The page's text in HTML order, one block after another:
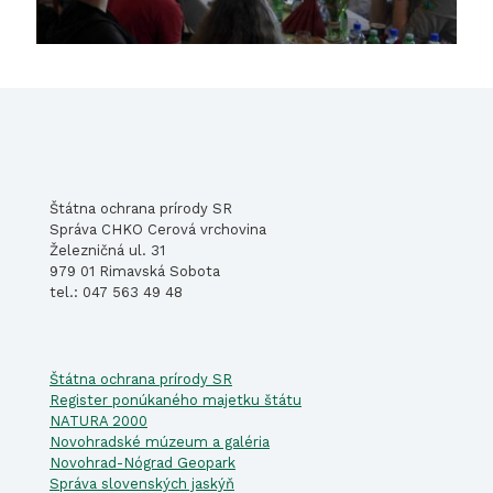
Štátna ochrana prírody SR
Správa CHKO Cerová vrchovina
Železničná ul. 31
979 01 Rimavská Sobota
tel.: 047 563 49 48
Štátna ochrana prírody SR
Register ponúkaného majetku štátu
NATURA 2000
Novohradské múzeum a galéria
Novohrad-Nógrad Geopark
Správa slovenských jaskýň